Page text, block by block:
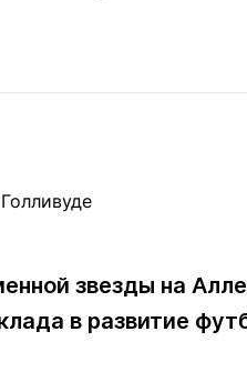
звезды на
в развитие